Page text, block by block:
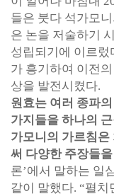
들은 붓다 석가모
은 논을 저술하기
성립되기에 이르렀
가 흥기하여 이전
상을 발전시켰다.
원효는 여러 종파
가지들을 하나의
가모니의 가르침
써 다양한 주장들
론’에서 말하는 일
같이 말했다. “펼치